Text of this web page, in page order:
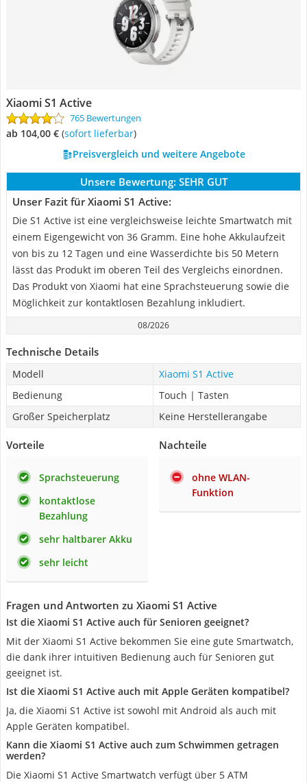
Xiaomi S1 Active
765 Bewertungen
ab 104,00 € ( Sofort lieferbar)
Preisvergleich und weitere Angebote
Unsere Bewertung: SEHR GUT
Unser Fazit für Xiaomi S1 Active:
Die S1 Active ist eine vergleichsweise leichte Smartwatch mit
einem Eigengewicht von 36 Gramm. Eine hohe Akkulaufzeit
von bis zu 12 Tagen und eine Wasserdichte bis 50 Metern
lässt das Produkt im oberen Teil des Vergleichs einordnen.
Das Produkt von Xiaomi hat eine Sprachsteuerung sowie die
Möglichkeit zur kontaktlosen Bezahlung inkludiert.
08/2026
Technische Details
Modell
Xiaomi S1 Active
Bedienung
Touch | Tasten
Großer Speicherplatz
Keine Herstellerangabe
Vorteile
Sprachsteuerung
kontaktlose
Bezahlung
sehr haltbarer Akku
sehr leicht
Nachteile
ohne WLAN-
Funktion
Fragen und Antworten zu Xiaomi S1 Active
Ist die Xiaomi S1 Active auch für Senioren geeignet?
Mit der Xiaomi S1 Active bekommen Sie eine gute Smartwatch,
die dank ihrer intuitiven Bedienung auch für Senioren gut
geeignet ist.
Ist die Xiaomi S1 Active auch mit Apple Geräten kompatibel?
Ja, die Xiaomi S1 Active ist sowohl mit Android als auch mit
Apple Geräten kompatibel.
Kann die Xiaomi S1 Active auch zum Schwimmen getragen
werden?
Die Xiaomi S1 Active Smartwatch verfügt über 5 ATM